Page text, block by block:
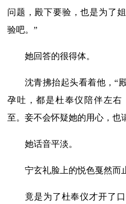
问题，殿下要验，也是为了
验吧。”
她回答的很得体。
沈青拂抬起头看着他，“
孕吐，都是杜奉仪陪伴左右
至。妾不会怀疑她的用心，也
她话音平淡。
宁玄礼脸上的悦色戛然而
竟是为了杜奉仪才开了